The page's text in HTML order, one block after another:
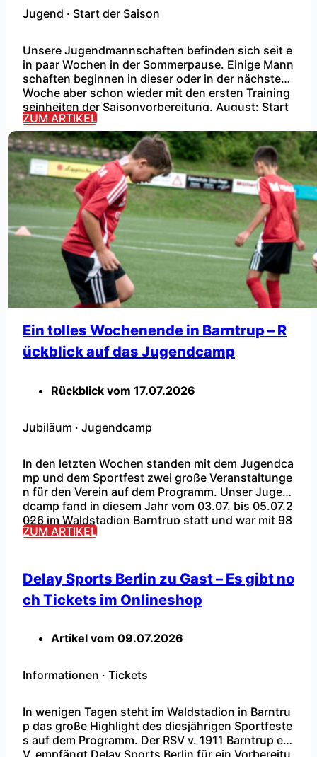
Jugend · Start der Saison
Unsere Jugendmannschaften befinden sich seit e
in paar Wochen in der Sommerpause. Einige Mann
schaften beginnen in dieser oder in der nächsten
Woche aber schon wieder mit den ersten Training
seinheiten der Saisonvorbereitung. August: Start
der Saisonvorbereitung mit den ersten Trainingsei
nheiten und Testspielen. September: Erste Runde
im Kreispokal (05.09.) und Start der Ligaspiele (1
2.09.). Die Sommerpause ist beendet! […]
...
ZUM ARTIKEL
Ein tolles Wochenende in Barntrup – R
ückblick auf das Jugendcamp
Rückblick vom 17.07.2026
Jubiläum · Jugendcamp
In den letzten Wochen standen mit dem Jugendca
mp und dem Sportfest zwei große Veranstaltunge
n für den Verein auf dem Programm. Unser Jugen
dcamp fand in diesem Jahr vom 03.07. bis 05.07.2
026 im Waldstadion Barntrup statt und war mit 98
Teilnehmern, passend zum fünfjährigen Jubiläum,
...
ZUM ARTIKEL
Delay Sports Berlin zu Gast – Es gibt no
ch Tickets im Onlineshop
Artikel vom 09.07.2026
Informationen · Tickets
In wenigen Tagen steht im Waldstadion in Barntru
p das große Highlight des diesjährigen Sportfeste
s auf dem Programm. Der RSV v. 1911 Barntrup e.
V. empfängt Delay Sports Berlin für ein Vorbereitu